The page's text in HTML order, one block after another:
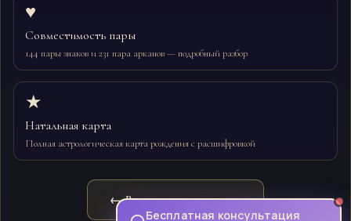
♥
Совместимость пары
144 пары знаков и 231 пара арканов — подробный разбор
★
Натальная карта
Полная астрологическая карта рождения с расшифровкой
← Вернуться на главную
Бесплатная консультация